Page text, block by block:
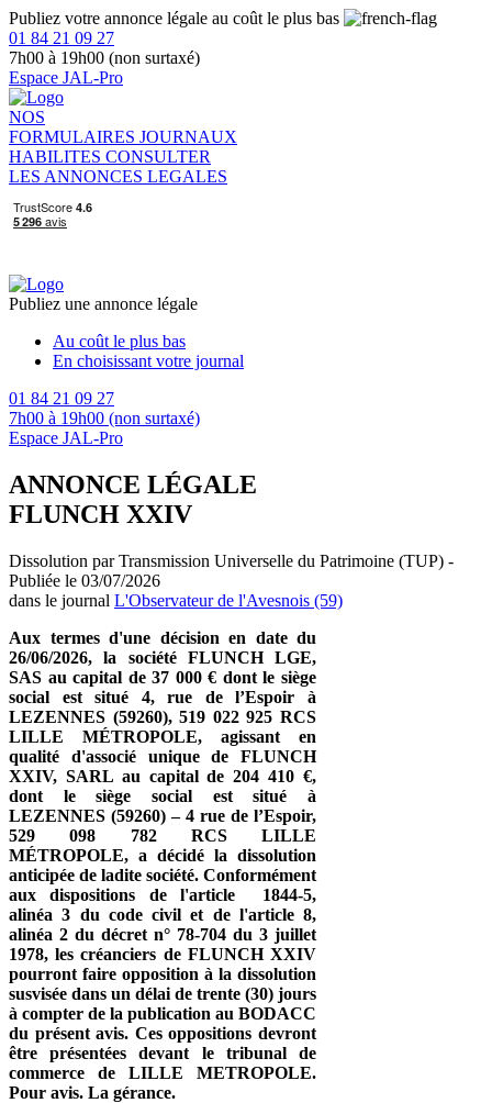
Publiez votre annonce légale au coût le plus bas
01 84 21 09 27
7h00 à 19h00 (non surtaxé)
Espace JAL-Pro
NOS
FORMULAIRES JOURNAUX
HABILITES CONSULTER
LES ANNONCES LEGALES
Publiez une annonce légale
Au coût le plus bas
En choisissant votre journal
01 84 21 09 27
7h00 à 19h00 (non surtaxé)
Espace JAL-Pro
ANNONCE LÉGALE
FLUNCH XXIV
Dissolution par Transmission Universelle du Patrimoine (TUP) -
Publiée le 03/07/2026
dans le journal L'Observateur de l'Avesnois (59)
Aux termes d'une décision en date du
26/06/2026, la société FLUNCH LGE,
SAS au capital de 37 000 € dont le siège
social est situé 4, rue de l’Espoir à
LEZENNES (59260), 519 022 925 RCS
LILLE MÉTROPOLE, agissant en
qualité d'associé unique de FLUNCH
XXIV, SARL au capital de 204 410 €,
dont le siège social est situé à
LEZENNES (59260) – 4 rue de l’Espoir,
529 098 782 RCS LILLE
MÉTROPOLE, a décidé la dissolution
anticipée de ladite société. Conformément
aux dispositions de l'article 1844-5,
alinéa 3 du code civil et de l'article 8,
alinéa 2 du décret n° 78-704 du 3 juillet
1978, les créanciers de FLUNCH XXIV
pourront faire opposition à la dissolution
susvisée dans un délai de trente (30) jours
à compter de la publication au BODACC
du présent avis. Ces oppositions devront
être présentées devant le tribunal de
commerce de LILLE METROPOLE.
Pour avis. La gérance.